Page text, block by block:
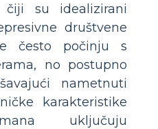
čiji su idealizirani
društvene
često počinju s
no postupno
nametnuti
karakteristike
uključuju